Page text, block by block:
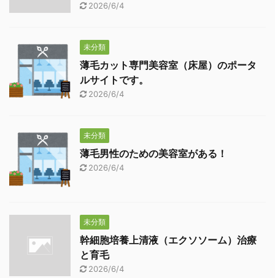
2026/6/4
未分類
薄毛カット専門美容室（床屋）のポータ
ルサイトです。
2026/6/4
未分類
薄毛男性のための美容室がある！
2026/6/4
未分類
幹細胞培養上清液（エクソソーム）治療
と育毛
2026/6/4